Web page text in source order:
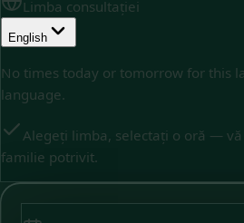
Limba consultației
English
No times today or tomorrow for this
language.
Alegeți limba, selectați o oră —
familie potrivit.